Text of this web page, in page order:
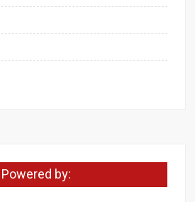
Powered by: